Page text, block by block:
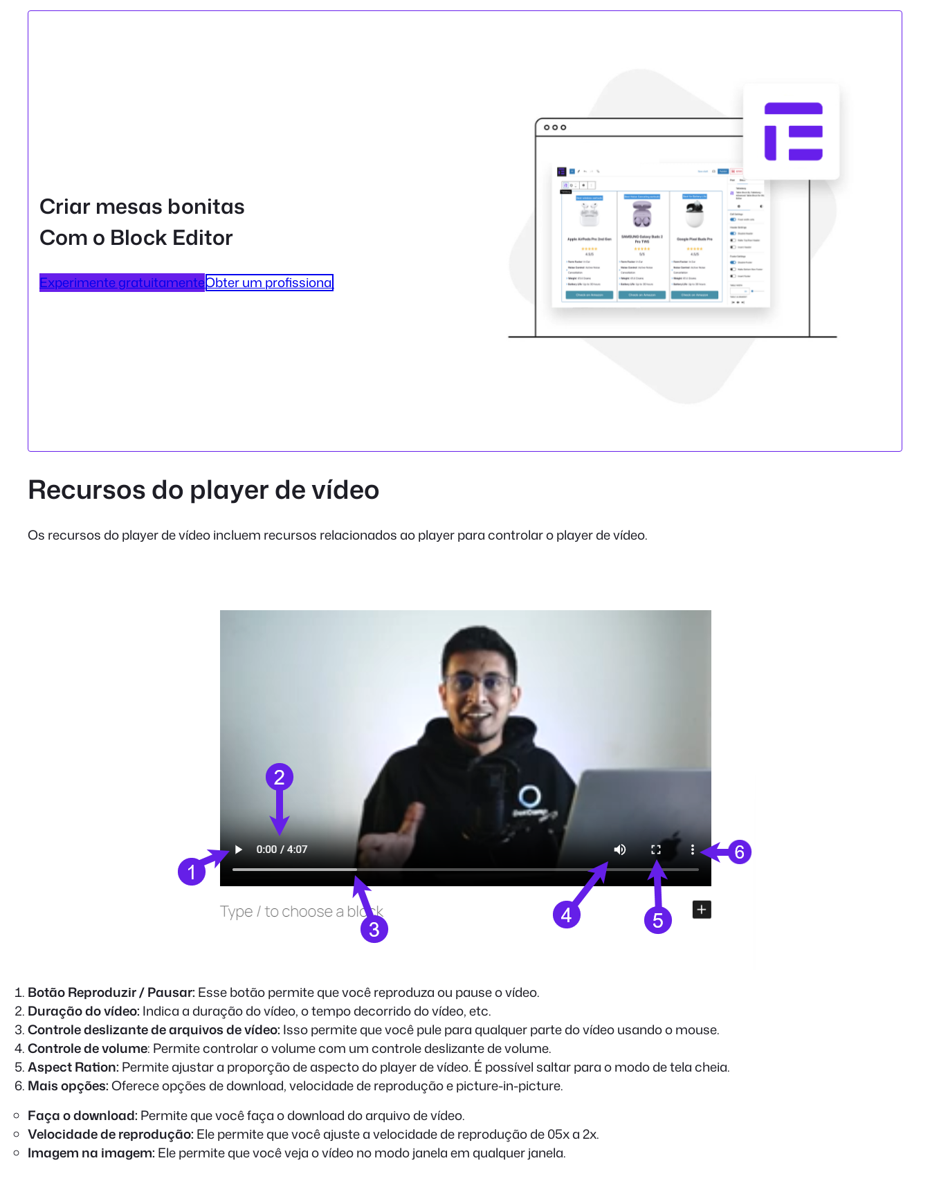
Criar mesas bonitas
Com o Block Editor
Experimente gratuitamenteObter um profissional
Recursos do player de vídeo
Os recursos do player de vídeo incluem recursos relacionados ao player para controlar o player de vídeo.
Botão Reproduzir / Pausar: Esse botão permite que você reproduza ou pause o vídeo.
Duração do vídeo: Indica a duração do vídeo, o tempo decorrido do vídeo, etc.
Controle deslizante de arquivos de vídeo: Isso permite que você pule para qualquer parte do vídeo usando o mouse.
Controle de volume: Permite controlar o volume com um controle deslizante de volume.
Aspect Ration: Permite ajustar a proporção de aspecto do player de vídeo. É possível saltar para o modo de tela cheia.
Mais opções:Oferece opções de download, velocidade de reprodução e picture-in-picture.
Faça o download: Permite que você faça o download do arquivo de vídeo.
Velocidade de reprodução: Ele permite que você ajuste a velocidade de reprodução de 05x a 2x.
Imagem na imagem: Ele permite que você veja o vídeo no modo janela em qualquer janela.